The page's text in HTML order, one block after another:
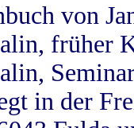
von
früher
in der